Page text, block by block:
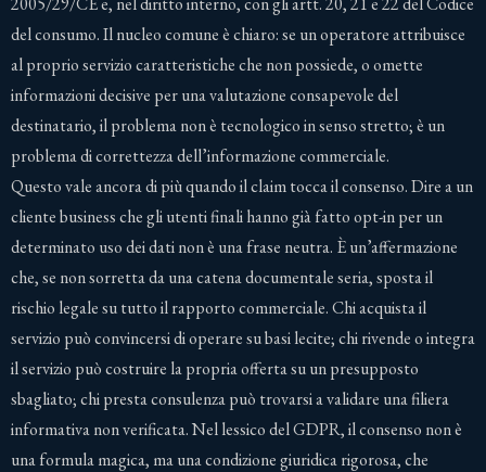
del consumo. Il nucleo comune è chiaro: se un operatore attribuisce
al proprio servizio caratteristiche che non possiede, o omette
informazioni decisive per una valutazione consapevole del
destinatario, il problema non è tecnologico in senso stretto; è un
problema di correttezza dell’informazione commerciale.
Questo vale ancora di più quando il claim tocca il consenso. Dire a un
cliente business che gli utenti finali hanno già fatto opt-in per un
determinato uso dei dati non è una frase neutra. È un’affermazione
che, se non sorretta da una catena documentale seria, sposta il
rischio legale su tutto il rapporto commerciale. Chi acquista il
servizio può convincersi di operare su basi lecite; chi rivende o integra
il servizio può costruire la propria offerta su un presupposto
sbagliato; chi presta consulenza può trovarsi a validare una filiera
informativa non verificata. Nel lessico del GDPR, il consenso non è
una formula magica, ma una condizione giuridica rigorosa, che